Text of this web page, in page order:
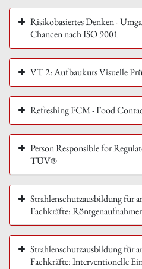
Risikobasiertes Denken -
Chancen nach ISO 9001
VT 2: Aufbaukurs Visuelle
Refreshing FCM - Food
Person Responsible for
TÜV®
Strahlenschutzausbildung für
Fachkräfte:
Strahlenschutzausbildung für
Fachkräfte: Interventionelle